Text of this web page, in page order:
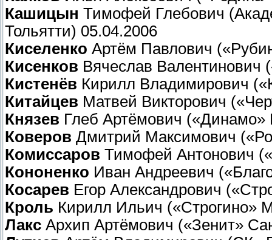
Кашицын Тимофей Глебович
Тольятти) 05.04.2006
Киселенко Артём Павлович
Кисенков Вячеслав Валентинович
Кистенёв Кирилл Владимирович
Китайцев Матвей Викторович
Князев Глеб Артёмович («Динамо»
Коверов Дмитрий Максимович
Комиссаров Тимофей Антонович
Кононенко Иван Андреевич
Косарев Егор Александрович
Кроль Кирилл Ильич («Строгино»
Лакс Архип Артёмович («Зенит»